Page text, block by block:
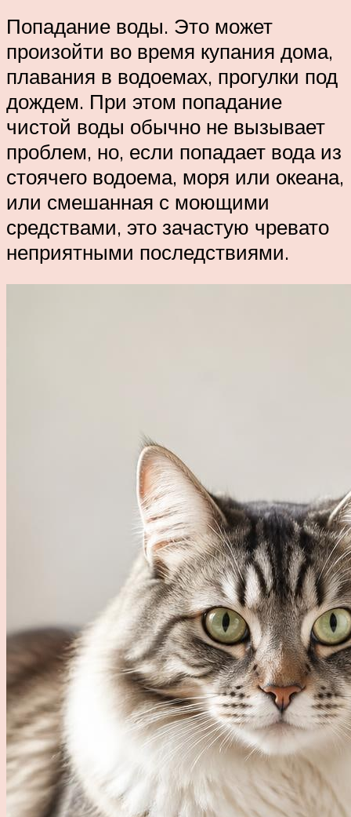
Попадание воды. Это может
произойти во время купания дома,
плавания в водоемах, прогулки под
дождем. При этом попадание
чистой воды обычно не вызывает
проблем, но, если попадает вода из
стоячего водоема, моря или океана,
или смешанная с моющими
средствами, это зачастую чревато
неприятными последствиями.